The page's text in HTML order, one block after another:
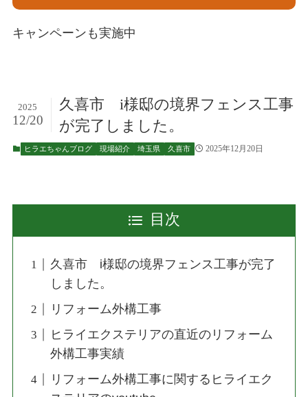
キャンペーンも実施中
久喜市 i様邸の境界フェンス工事
が完了しました。
2025
12/20
ヒラエちゃんブログ 現場紹介 埼玉県 久喜市 2025年12月20日
目次
久喜市 i様邸の境界フェンス工事が完了
しました。
リフォーム外構工事
ヒライエクステリアの直近のリフォーム
外構工事実績
リフォーム外構工事に関するヒライエク